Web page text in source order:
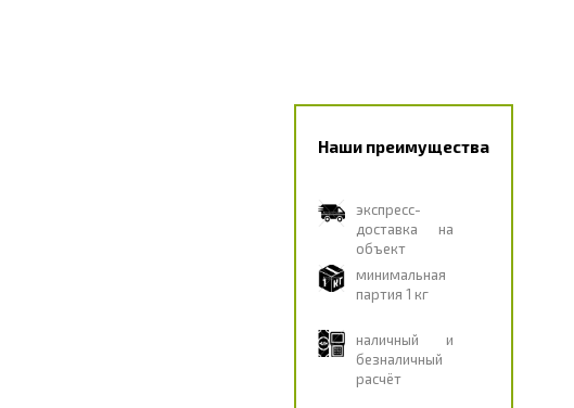
Наши преимущества
экспресс-
доставка на
объект
минимальная
партия 1 кг
наличный и
безналичный
расчёт